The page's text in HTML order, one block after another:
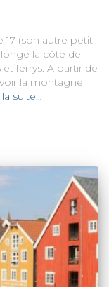
17 (son autre petit
longe la côte de
ferrys. A partir de
la montagne
la suite…